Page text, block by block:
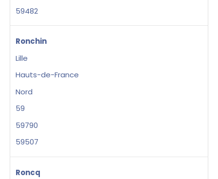
59482
Ronchin
Lille
Hauts-de-France
Nord
59
59790
59507
Roncq